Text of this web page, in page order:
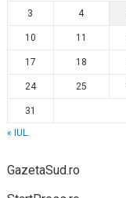
3 4
10 11
17 18
24 25
31
« IUL.
GazetaSud.ro